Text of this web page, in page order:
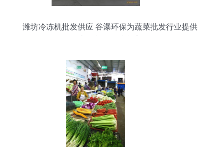
潍坊冷冻机批发供应 谷瀑环保为蔬菜批发行业提供